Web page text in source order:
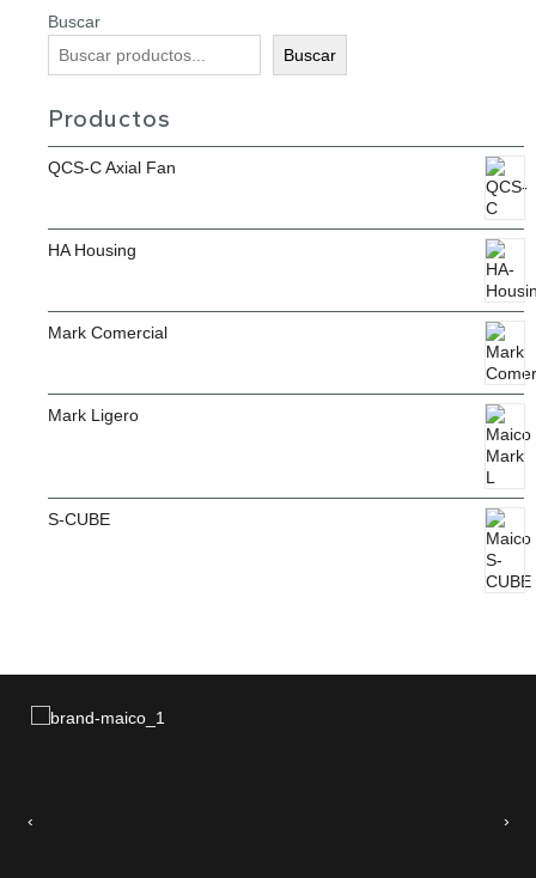
Buscar
Buscar
Productos
QCS-C Axial Fan
HA Housing
Mark Comercial
Mark Ligero
S-CUBE
‹ ›